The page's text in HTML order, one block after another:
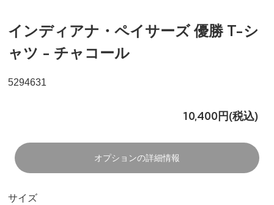
インディアナ・ペイサーズ 優勝 T-シ
ャツ - チャコール
5294631
10,400円(税込)
オプションの詳細情報
サイズ